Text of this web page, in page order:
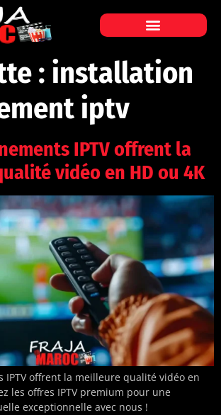
: installation
iptv
IPTV offrent la
vidéo en HD ou 4K
IPTV offrent la meilleure qualité vidéo en
les offres IPTV premium pour une
exceptionnelle avec nous !